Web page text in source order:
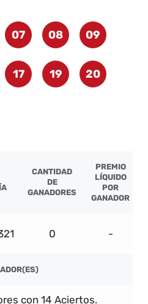
07 08 09
17 19 20
CANTIDAD
DE
GANADORES
PREMIO
LÍQUIDO
POR
GANADOR
0 -
con 14 Aciertos.